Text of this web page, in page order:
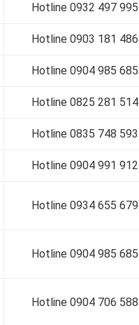
Hotline 0932 497 995
Hotline 0903 181 486
Hotline 0904 985 685
Hotline 0825 281 514
Hotline 0835 748 593
Hotline 0904 991 912
Hotline 0934 655 679
Hotline 0904 985 685
Hotline 0904 706 588